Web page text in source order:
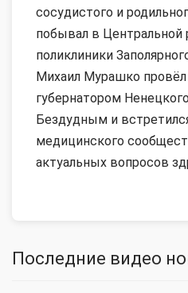
сосудистого и
побывал в Центральной
поликлиники
Михаил Мурашко
губернатором
Бездудным и
медицинского
актуальных вопросов
Последние видео